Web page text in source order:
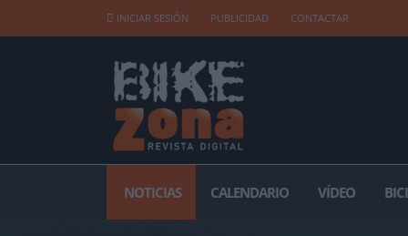
INICIAR SESIÓN PUBLICIDAD CONTACTAR
NOTICIAS CALENDARIO VÍDEO